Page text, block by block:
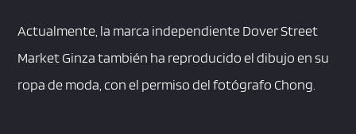
Actualmente, la marca independiente Dover Street
Market Ginza también ha reproducido el dibujo en su
ropa de moda, con el permiso del fotógrafo Chong.